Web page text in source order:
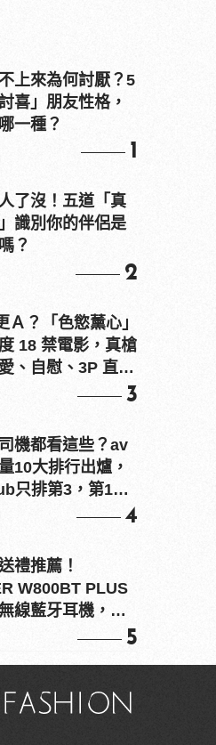
上來為何討厭？5
喜」朋友性格，
一種？
1
了沒！五道「真
識別你的伴侶是
？
2
Ａ？「色慾薰心」
18 禁電影，真槍
、自慰、3P 直接
3
機都看這些？av
10大排行出爐，
只排第3，第1名
4
禮推薦！
W800BT PLUS
線藍牙耳機，在
5